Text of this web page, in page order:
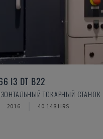
I3 DT B22
ТОКАРНЫЙ СТАНОК
2016 40.148 HRS